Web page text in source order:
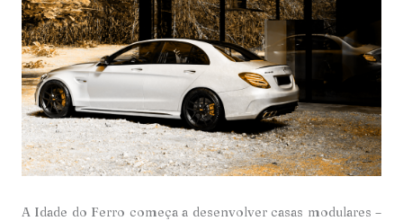
A Idade do Ferro começa a desenvolver casas modulares –